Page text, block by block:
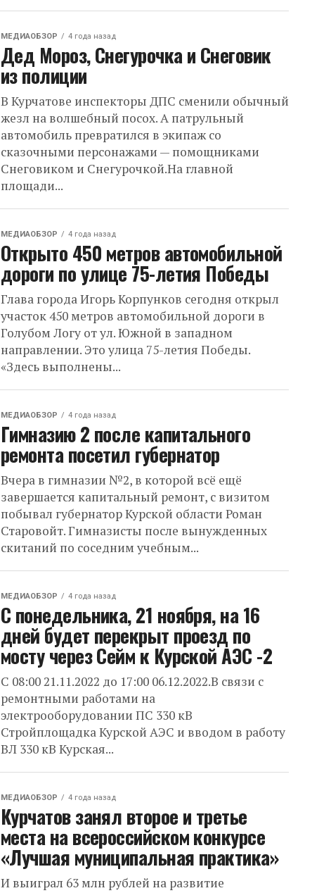
МЕДИАОБЗОР 4 года назад
Дед Мороз, Снегурочка и Снеговик
из полиции
В Курчатове инспекторы ДПС сменили обычный
жезл на волшебный посох. А патрульный
автомобиль превратился в экипаж со
сказочными персонажами — помощниками
Снеговиком и Снегурочкой.На главной
площади...
МЕДИАОБЗОР 4 года назад
Открыто 450 метров автомобильной
дороги по улице 75-летия Победы
Глава города Игорь Корпунков сегодня открыл
участок 450 метров автомобильной дороги в
Голубом Логу от ул. Южной в западном
направлении. Это улица 75-летия Победы.
«Здесь выполнены...
МЕДИАОБЗОР 4 года назад
Гимназию 2 после капитального
ремонта посетил губернатор
Вчера в гимназии №2, в которой всë ещë
завершается капитальный ремонт, с визитом
побывал губернатор Курской области Роман
Старовойт. Гимназисты после вынужденных
скитаний по соседним учебным...
МЕДИАОБЗОР 4 года назад
С понедельника, 21 ноября, на 16
дней будет перекрыт проезд по
мосту через Сейм к Курской АЭС -2
С 08:00 21.11.2022 до 17:00 06.12.2022.В связи с
ремонтными работами на
электрооборудовании ПС 330 кВ
Стройплощадка Курской АЭС и вводом в работу
ВЛ 330 кВ Курская...
МЕДИАОБЗОР 4 года назад
Курчатов занял второе и третье
места на всероссийском конкурсе
«Лучшая муниципальная практика»
И выиграл 63 млн рублей на развитие